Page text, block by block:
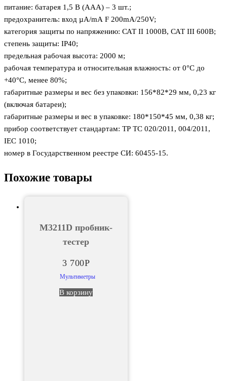
питание: батарея 1,5 В (ААА) – 3 шт.;
предохранитель: вход µА/mА F 200mА/250V;
категория защиты по напряжению: САТ II 1000В, САТ III 600В;
степень защиты: IP40;
предельная рабочая высота: 2000 м;
рабочая температура и относительная влажность: от 0°С до
+40°С, менее 80%;
габаритные размеры и вес без упаковки: 156*82*29 мм, 0,23 кг
(включая батареи);
габаритные размеры и вес в упаковке: 180*150*45 мм, 0,38 кг;
прибор соответствует стандартам: ТР ТС 020/2011, 004/2011,
IEC 1010;
номер в Государственном реестре СИ: 60455-15.
Похожие товары
М3211D пробник-
тестер
3 700Р
Мультиметры
В корзину